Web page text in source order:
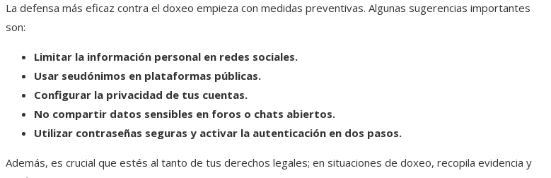
La defensa más eficaz contra el doxeo empieza con medidas preventivas. Algunas sugerencias importantes
son:
Limitar la información personal en redes sociales.
Usar seudónimos en plataformas públicas.
Configurar la privacidad de tus cuentas.
No compartir datos sensibles en foros o chats abiertos.
Utilizar contraseñas seguras y activar la autenticación en dos pasos.
Además, es crucial que estés al tanto de tus derechos legales; en situaciones de doxeo, recopila evidencia y